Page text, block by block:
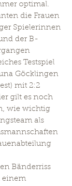
optimal.
die Frauen
Spielerinnen
der B-
Testspiel
Göcklingen
mit 2:2
gilt es noch
wie wichtig
als
Bänderriss
einem